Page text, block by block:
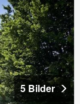
5 Bilder